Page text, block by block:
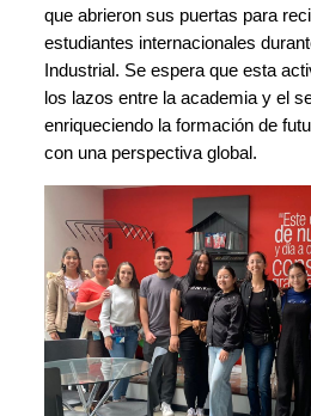
que abrieron sus puertas para
estudiantes internacionales
Industrial. Se espera que esta
los lazos entre la academia y el
enriqueciendo la formación de
con una perspectiva global.